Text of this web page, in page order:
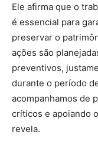
Ele afirma que o
é essencial para
preservar o
ações são
preventivos,
durante o período
acompanhamos de
críticos e apoiando
revela.